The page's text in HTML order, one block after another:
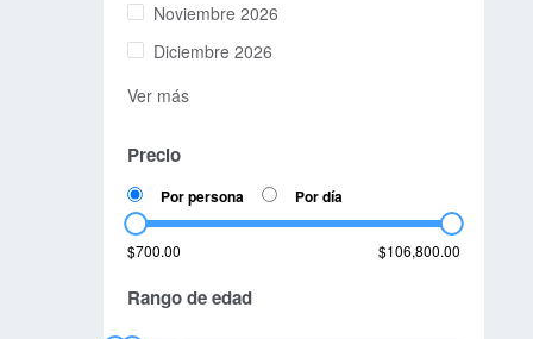
Noviembre 2026
Diciembre 2026
Ver más
Precio
Por persona Por día
$700.00 $106,800.00
Rango de edad